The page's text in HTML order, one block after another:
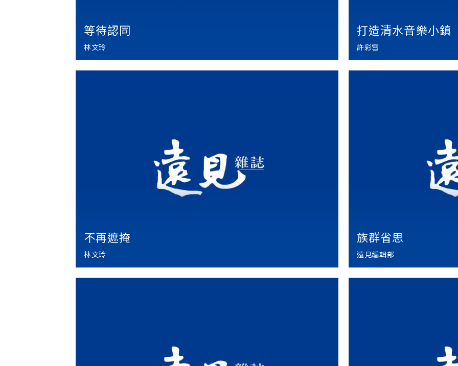
等待認同
林文玲
打造清水音樂小鎮
許彩雪
不再遮掩
林文玲
族群省思
遠見編輯部